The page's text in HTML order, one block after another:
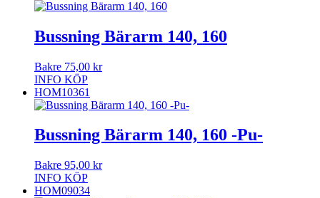
Bussning Bärarm 140, 160
Bakre 75,00 kr
INFO KÖP
HOM10361
Bussning Bärarm 140, 160 -Pu-
Bakre 95,00 kr
INFO KÖP
HOM09034